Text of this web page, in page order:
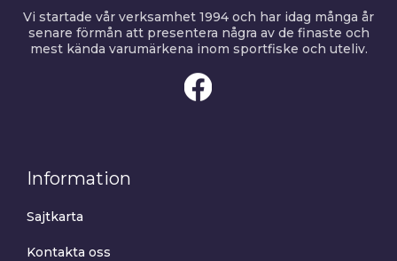
Vi startade vår verksamhet 1994 och har idag många år
senare förmån att presentera några av de finaste och
mest kända varumärkena inom sportfiske och uteliv.
Information
Sajtkarta
Kontakta oss